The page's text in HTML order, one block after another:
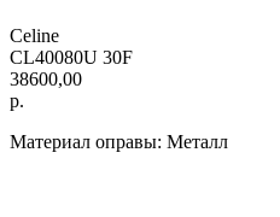
Celine
CL40080U 30F
38600,00
р.
Материал оправы: Металл